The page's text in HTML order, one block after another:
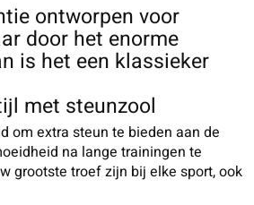
ontworpen voor
door het enorme
is het een klassieker
met steunzool
om extra steun te bieden aan de
na lange trainingen te
grootste troef zijn bij elke sport, ook